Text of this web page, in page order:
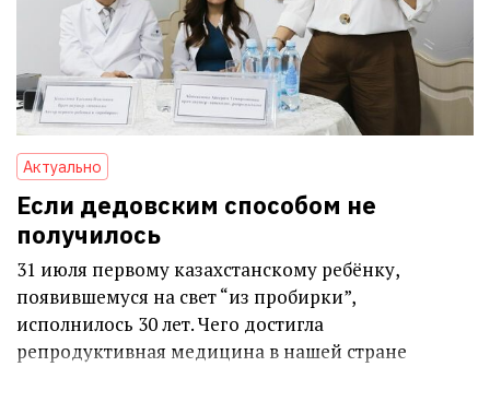
Актуально
Если дедовским способом не
получилось
31 июля первому казахстанскому ребёнку,
появившемуся на свет “из пробирки”,
исполнилось 30 лет. Чего достигла
репродуктивная медицина в нашей стране